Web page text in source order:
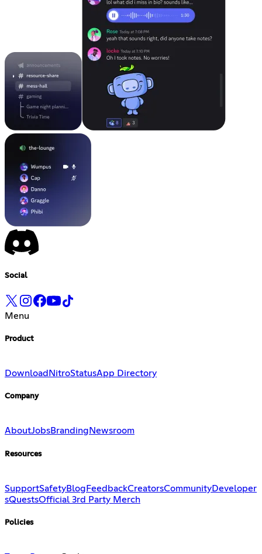
Social
Menu
Product
Download NitroStatusApp Directory
Company
AboutJobsBranding Newsroom
Resources
SupportSafetyBlog FeedbackCreatorsCommunityDeveloper
sQuestsOfficial 3rd Party Merch
Policies